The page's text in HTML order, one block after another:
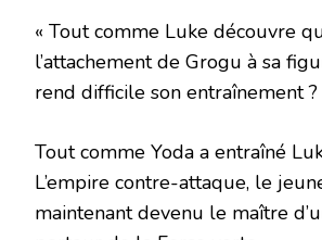
« Tout comme Luke découvre
l’attachement de Grogu à sa
rend difficile son entraînement ?
Tout comme Yoda a entraîné
L’empire contre-attaque, le
maintenant devenu le maître